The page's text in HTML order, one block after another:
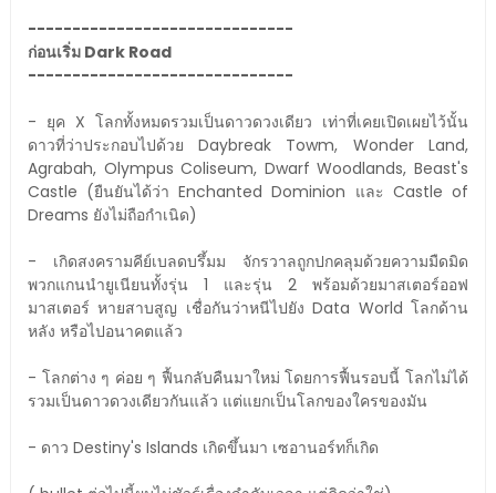
------------------------------
ก่อนเริ่ม Dark Road
------------------------------
- ยุค X โลกทั้งหมดรวมเป็นดาวดวงเดียว เท่าที่เคยเปิดเผยไว้นั้น
ดาวที่ว่าประกอบไปด้วย Daybreak Towm, Wonder Land,
Agrabah, Olympus Coliseum, Dwarf Woodlands, Beast's
Castle (ยืนยันได้ว่า Enchanted Dominion และ Castle of
Dreams ยังไม่ถือกำเนิด)
- เกิดสงครามคีย์เบลดบรึ้มม จักรวาลถูกปกคลุมด้วยความมืดมิด
พวกแกนนำยูเนียนทั้งรุ่น 1 และรุ่น 2 พร้อมด้วยมาสเตอร์ออฟ
มาสเตอร์ หายสาบสูญ เชื่อกันว่าหนีไปยัง Data World โลกด้าน
หลัง หรือไปอนาคตแล้ว
- โลกต่าง ๆ ค่อย ๆ ฟื้นกลับคืนมาใหม่ โดยการฟื้นรอบนี้ โลกไม่ได้
รวมเป็นดาวดวงเดียวกันแล้ว แต่แยกเป็นโลกของใครของมัน
- ดาว Destiny's Islands เกิดขึ้นมา เซอานอร์ทก็เกิด